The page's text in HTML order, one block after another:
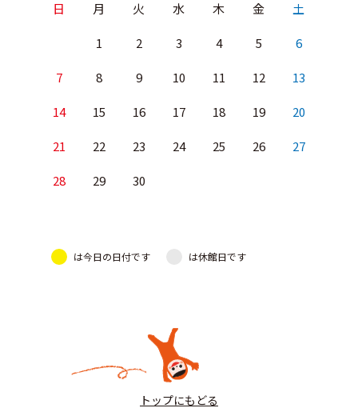
日 月 火 水 木 金 土
1 2 3 4 5 6
7 8 9 10 11 12 13
14 15 16 17 18 19 20
21 22 23 24 25 26 27
28 29 30
は今日の日付です は休館日です
トップにもどる